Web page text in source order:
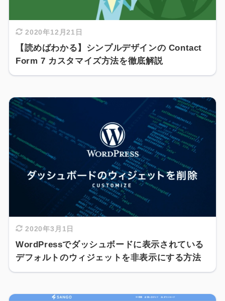
2020年12月21日
【読めばわかる】シンプルデザインの Contact
Form 7 カスタマイズ方法を徹底解説
2020年3月1日
WordPressでダッシュボードに表示されている
デフォルトのウィジェットを非表示にする方法